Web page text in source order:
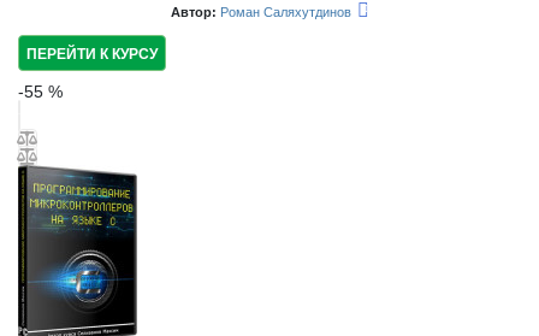
Автор: Роман Саляхутдинов
ПЕРЕЙТИ К КУРСУ
-55 %